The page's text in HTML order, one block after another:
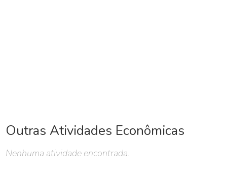
Outras Atividades Econômicas
Nenhuma atividade encontrada.